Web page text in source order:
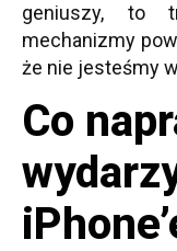
geniuszy, to
mechanizmy
że nie jesteśmy
Co